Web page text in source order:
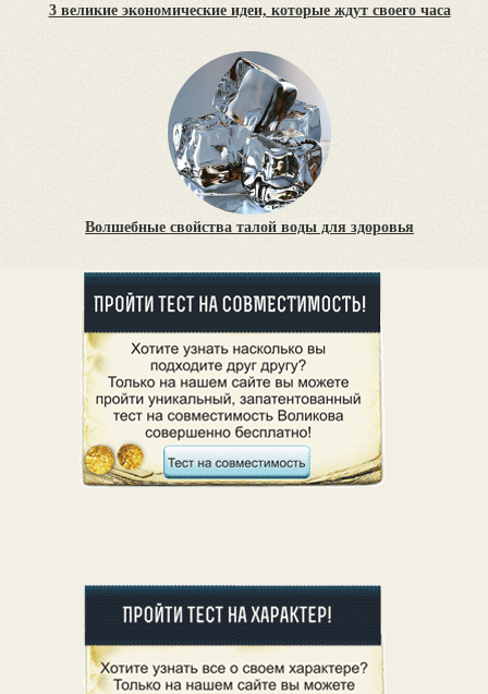
3 великие экономические идеи, которые ждут своего часа
Волшебные свойства талой воды для здоровья